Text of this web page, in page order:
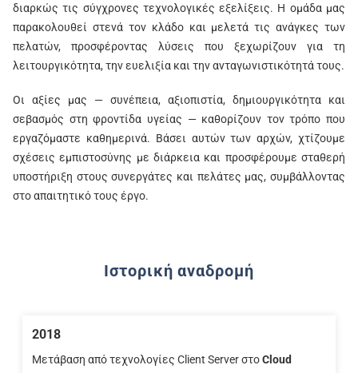
διαρκώς τις σύγχρονες τεχνολογικές εξελίξεις. Η ομάδα μας
παρακολουθεί στενά τον κλάδο και μελετά τις ανάγκες των
πελατών, προσφέροντας λύσεις που ξεχωρίζουν για τη
λειτουργικότητα, την ευελιξία και την ανταγωνιστικότητά τους.
Οι αξίες μας — συνέπεια, αξιοπιστία, δημιουργικότητα και
σεβασμός στη φροντίδα υγείας — καθορίζουν τον τρόπο που
εργαζόμαστε καθημερινά. Βάσει αυτών των αρχών, χτίζουμε
σχέσεις εμπιστοσύνης με διάρκεια και προσφέρουμε σταθερή
υποστήριξη στους συνεργάτες και πελάτες μας, συμβάλλοντας
στο απαιτητικό τους έργο.
Ιστορική αναδρομή
2018
Μετάβαση από τεχνολογίες Client Server στοCloud